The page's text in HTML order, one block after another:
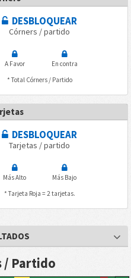
DESBLOQUEAR
Córners / partido
A Favor
En contra
* Total Córners / Partido
DESBLOQUEAR
Tarjetas / partido
Más Alto
Más Bajo
* Tarjeta Roja = 2 tarjetas.
/ Partido